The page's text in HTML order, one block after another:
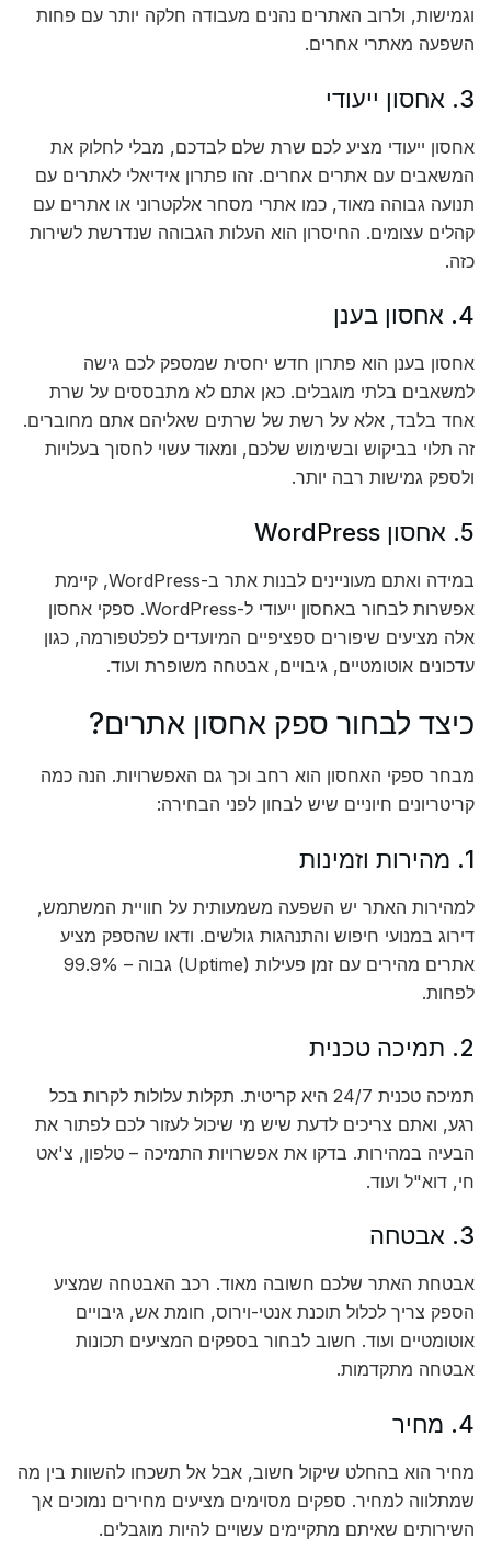
וגמישות, ולרוב האתרים נהנים מעבודה חלקה יותר עם פחות
השפעה מאתרי אחרים.
3. אחסון ייעודי
אחסון ייעודי מציע לכם שרת שלם לבדכם, מבלי לחלוק את
המשאבים עם אתרים אחרים. זהו פתרון אידיאלי לאתרים עם
תנועה גבוהה מאוד, כמו אתרי מסחר אלקטרוני או אתרים עם
קהלים עצומים. החיסרון הוא העלות הגבוהה שנדרשת לשירות
כזה.
4. אחסון בענן
אחסון בענן הוא פתרון חדש יחסית שמספק לכם גישה
למשאבים בלתי מוגבלים. כאן אתם לא מתבססים על שרת
אחד בלבד, אלא על רשת של שרתים שאליהם אתם מחוברים.
זה תלוי בביקוש ובשימוש שלכם, ומאוד עשוי לחסוך בעלויות
ולספק גמישות רבה יותר.
5. אחסון WordPress
במידה ואתם מעוניינים לבנות אתר ב-WordPress, קיימת
אפשרות לבחור באחסון ייעודי ל-WordPress. ספקי אחסון
אלה מציעים שיפורים ספציפיים המיועדים לפלטפורמה, כגון
עדכונים אוטומטיים, גיבויים, אבטחה משופרת ועוד.
כיצד לבחור ספק אחסון אתרים?
מבחר ספקי האחסון הוא רחב וכך גם האפשרויות. הנה כמה
קריטריונים חיוניים שיש לבחון לפני הבחירה:
1. מהירות וזמינות
למהירות האתר יש השפעה משמעותית על חוויית המשתמש,
דירוג במנועי חיפוש והתנהגות גולשים. ודאו שהספק מציע
אתרים מהירים עם זמן פעילות (Uptime) גבוה – 99.9%
לפחות.
2. תמיכה טכנית
תמיכה טכנית 24/7 היא קריטית. תקלות עלולות לקרות בכל
רגע, ואתם צריכים לדעת שיש מי שיכול לעזור לכם לפתור את
הבעיה במהירות. בדקו את אפשרויות התמיכה – טלפון, צ'אט
חי, דוא"ל ועוד.
3. אבטחה
אבטחת האתר שלכם חשובה מאוד. רכב האבטחה שמציע
הספק צריך לכלול תוכנת אנטי-וירוס, חומת אש, גיבויים
אוטומטיים ועוד. חשוב לבחור בספקים המציעים תכונות
אבטחה מתקדמות.
4. מחיר
מחיר הוא בהחלט שיקול חשוב, אבל אל תשכחו להשוות בין מה
שמתלווה למחיר. ספקים מסוימים מציעים מחירים נמוכים אך
השירותים שאיתם מתקיימים עשויים להיות מוגבלים.